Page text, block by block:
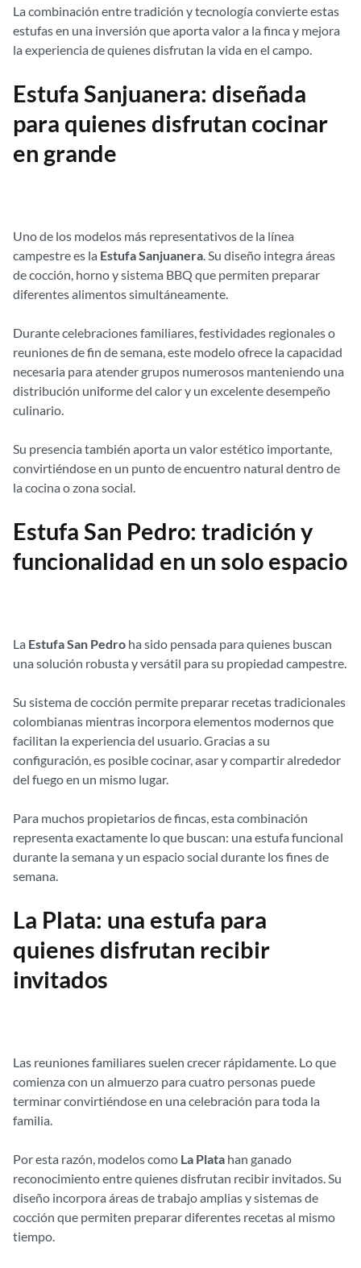
La combinación entre tradición y tecnología convierte estas
estufas en una inversión que aporta valor a la finca y mejora
la experiencia de quienes disfrutan la vida en el campo.
Estufa Sanjuanera: diseñada
para quienes disfrutan cocinar
en grande
Uno de los modelos más representativos de la línea
campestre es la Estufa Sanjuanera. Su diseño integra áreas
de cocción, horno y sistema BBQ que permiten preparar
diferentes alimentos simultáneamente.
Durante celebraciones familiares, festividades regionales o
reuniones de fin de semana, este modelo ofrece la capacidad
necesaria para atender grupos numerosos manteniendo una
distribución uniforme del calor y un excelente desempeño
culinario.
Su presencia también aporta un valor estético importante,
convirtiéndose en un punto de encuentro natural dentro de
la cocina o zona social.
Estufa San Pedro: tradición y
funcionalidad en un solo espacio
La Estufa San Pedro ha sido pensada para quienes buscan
una solución robusta y versátil para su propiedad campestre.
Su sistema de cocción permite preparar recetas tradicionales
colombianas mientras incorpora elementos modernos que
facilitan la experiencia del usuario. Gracias a su
configuración, es posible cocinar, asar y compartir alrededor
del fuego en un mismo lugar.
Para muchos propietarios de fincas, esta combinación
representa exactamente lo que buscan: una estufa funcional
durante la semana y un espacio social durante los fines de
semana.
La Plata: una estufa para
quienes disfrutan recibir
invitados
Las reuniones familiares suelen crecer rápidamente. Lo que
comienza con un almuerzo para cuatro personas puede
terminar convirtiéndose en una celebración para toda la
familia.
Por esta razón, modelos como La Plata han ganado
reconocimiento entre quienes disfrutan recibir invitados. Su
diseño incorpora áreas de trabajo amplias y sistemas de
cocción que permiten preparar diferentes recetas al mismo
tiempo.